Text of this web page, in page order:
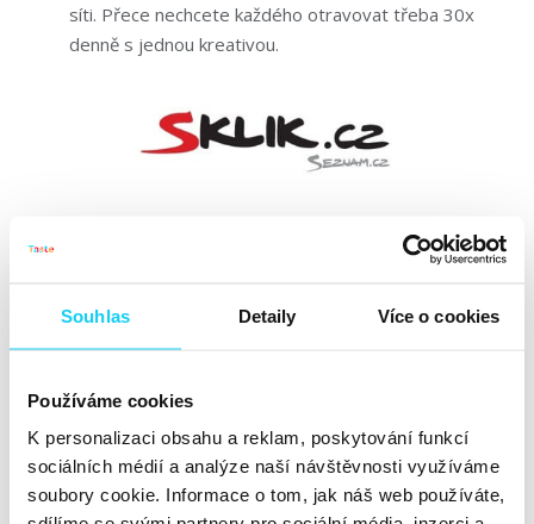
Souhlas Detaily Více o cookies
Používáme cookies
K personalizaci obsahu a reklam, poskytování funkcí
sociálních médií a analýze naší návštěvnosti využíváme
soubory cookie. Informace o tom, jak náš web používáte,
síti. Přece nechcete každého otravovat třeba 30x
denně s jednou kreativou.
– Klasické využití jako v AdWords
bohužel opravdu zatím nelze. Ale co lze, je vyloučit
Používáte to? Používejte to.
Frekvence zobrazování
jinde – na úrovni reklamních sestav (v obsahovce).
Vyloučení zobrazování– Nezapomínejte využívat
novou vychytávku Skliku – možnost nezobrazovat
reklamy na dezinformačních webech.